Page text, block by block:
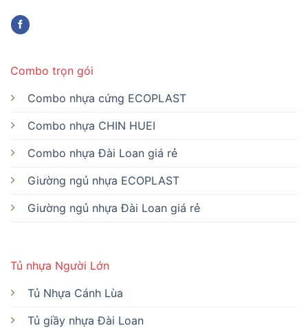
Tủ nhựa Người Lớn
Tủ Nhựa Cánh Lùa
Tủ giầy nhựa Đài Loan
Combo trọn gói
Combo nhựa cứng ECOPLAST
Combo nhựa CHIN HUEI
Combo nhựa Đài Loan giá rẻ
Giường ngủ nhựa ECOPLAST
Giường ngủ nhựa Đài Loan giá rẻ